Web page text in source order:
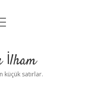
İlham
küçük satırlar.